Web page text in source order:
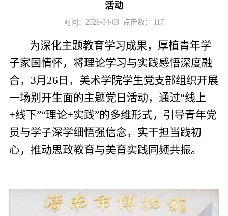
活动
时间：2026-04-03 点击数： 117
为深化主题教育学习成果，厚植青年学
子家国情怀，将理论学习与实践感悟深度融
合，3月26日，美术学院学生党支部组织开展
一场别开生面的主题党日活动，通过“线上
+线下”“理论+实践”的多维形式，引导青年党
员与学子深学细悟强信念，实干担当践初
心，推动思政教育与美育实践同频共振。